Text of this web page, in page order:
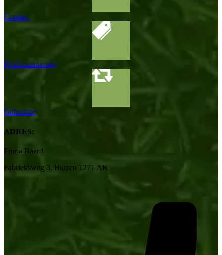
Contact
Productaanvraag
Gebruikte
ADRES:
Firma Baard
Fabrieksweg 3, Huizen 1271 AK